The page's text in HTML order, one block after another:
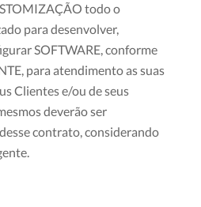
todo o
para desenvolver,
SOFTWARE, conforme
para atendimento as suas
Clientes e/ou de seus
deverão ser
contrato, considerando